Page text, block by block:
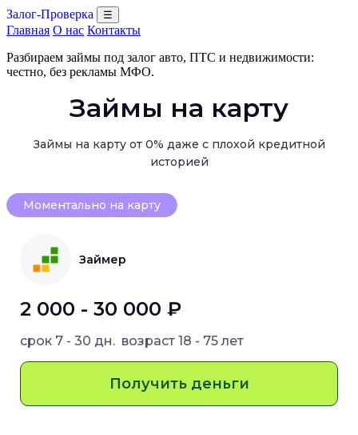
Залог-Проверка ☰
Главная О нас Контакты
Разбираем займы под залог авто, ПТС и недвижимости:
честно, без рекламы МФО.
Займы на карту
Займы на карту от 0% даже с плохой кредитной
историей
Моментально на карту
Займер
2 000 - 30 000 ₽
срок 7 - 30 дн. возраст 18 - 75 лет
Получить деньги